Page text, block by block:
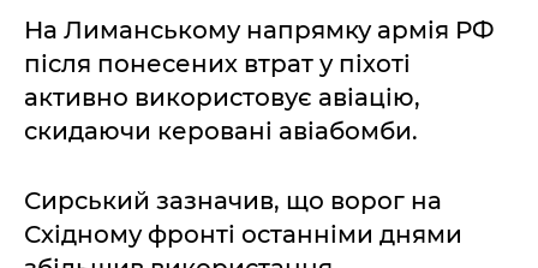
На Лиманському напрямку армія РФ
після понесених втрат у піхоті
активно використовує авіацію,
скидаючи керовані авіабомби.
Сирський зазначив, що ворог на
Східному фронті останніми днями